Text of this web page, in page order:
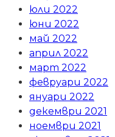
юли 2022
юни 2022
май 2022
април 2022
март 2022
февруари 2022
януари 2022
декември 2021
ноември 2021